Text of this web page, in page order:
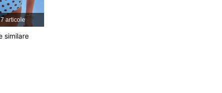
4,81
articole
similare